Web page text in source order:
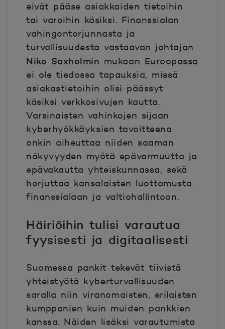
eivät pääse asiakkaiden tietoihin
tai varoihin käsiksi. Finanssialan
vahingontorjunnasta ja
turvallisuudesta vastaavan johtajan
Niko Saxholmin mukaan Euroopassa
ei ole tiedossa tapauksia, missä
asiakastietoihin olisi päässyt
käsiksi verkkosivujen kautta.
Varsinaisten vahinkojen sijaan
kyberhyökkäyksien tavoitteena
onkin aiheuttaa niiden saaman
näkyvyyden myötä epävarmuutta ja
epävakautta yhteiskunnassa, sekä
horjuttaa kansalaisten luottamusta
finanssialaan ja valtiohallintoon.
Häiriöihin tulisi varautua
fyysisesti ja digitaalisesti
Suomessa pankit tekevät tiivistä
yhteistyötä kyberturvallisuuden
saralla niin viranomaisten, erilaisten
kumppanien kuin muiden pankkien
kanssa. Näiden lisäksi varautumista